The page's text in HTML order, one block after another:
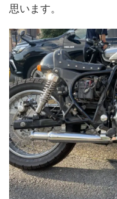
思います。